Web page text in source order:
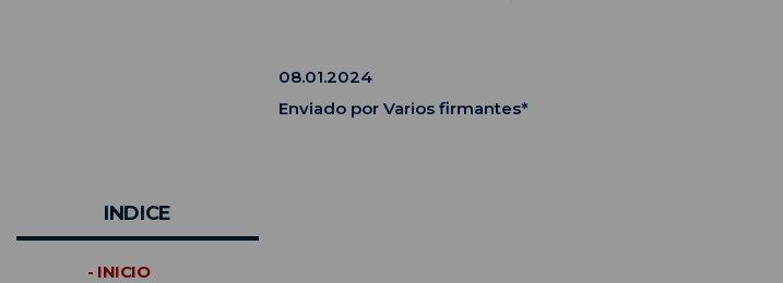
08.01.2024
Enviado por Varios firmantes*
INDICE
- INICIO